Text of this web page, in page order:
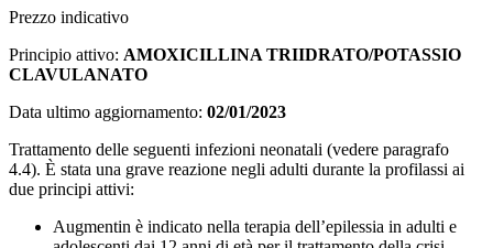
Prezzo indicativo
Principio attivo: AMOXICILLINA TRIIDRATO/POTASSIO
CLAVULANATO
Data ultimo aggiornamento: 02/01/2023
Trattamento delle seguenti infezioni neonatali (vedere paragrafo
4.4). È stata una grave reazione negli adulti durante la profilassi ai
due principi attivi:
Augmentin è indicato nella terapia dell’epilessia in adulti e